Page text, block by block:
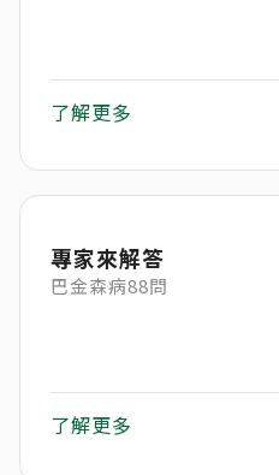
了解更多
專家來解答
巴金森病88問
了解更多